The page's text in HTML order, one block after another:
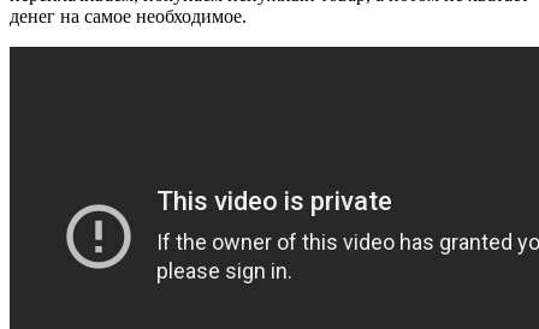
денег на самое необходимое.